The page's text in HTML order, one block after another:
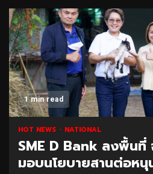
1 min read
HOT NEWS NATIONAL
SME D Bank ลงพื้นที่
มอบนโยบายสานต่อหนุ